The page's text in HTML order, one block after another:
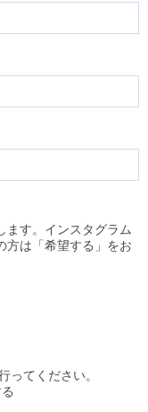
ます。インスタグラム
方は「希望する」をお
ってください。